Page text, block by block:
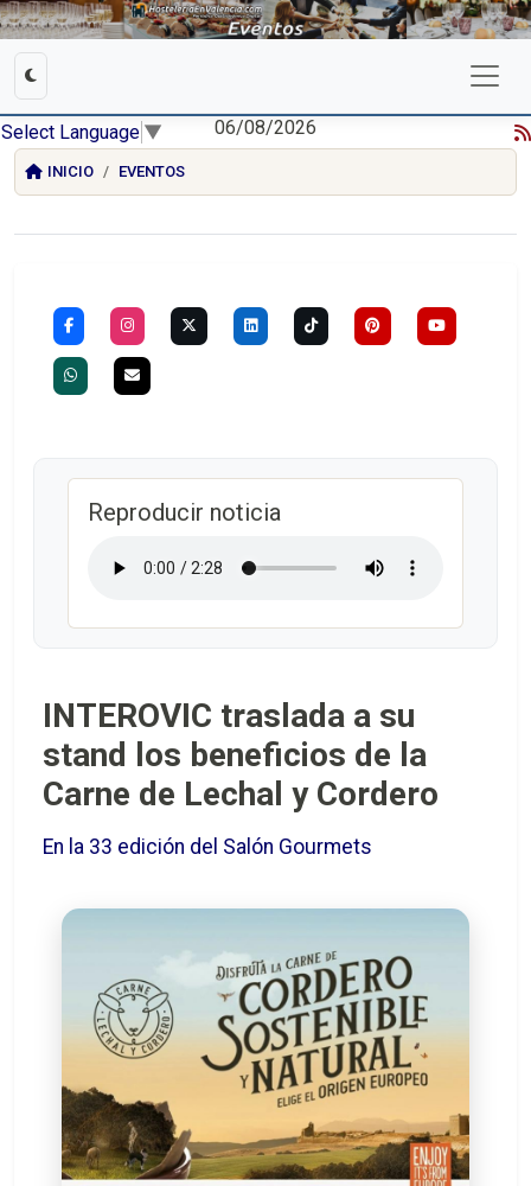
Select Language ▼ 06/08/2026
INICIO EVENTOS
Reproducir noticia
INTEROVIC traslada a su
stand los beneficios de la
Carne de Lechal y Cordero
En la 33 edición del Salón Gourmets